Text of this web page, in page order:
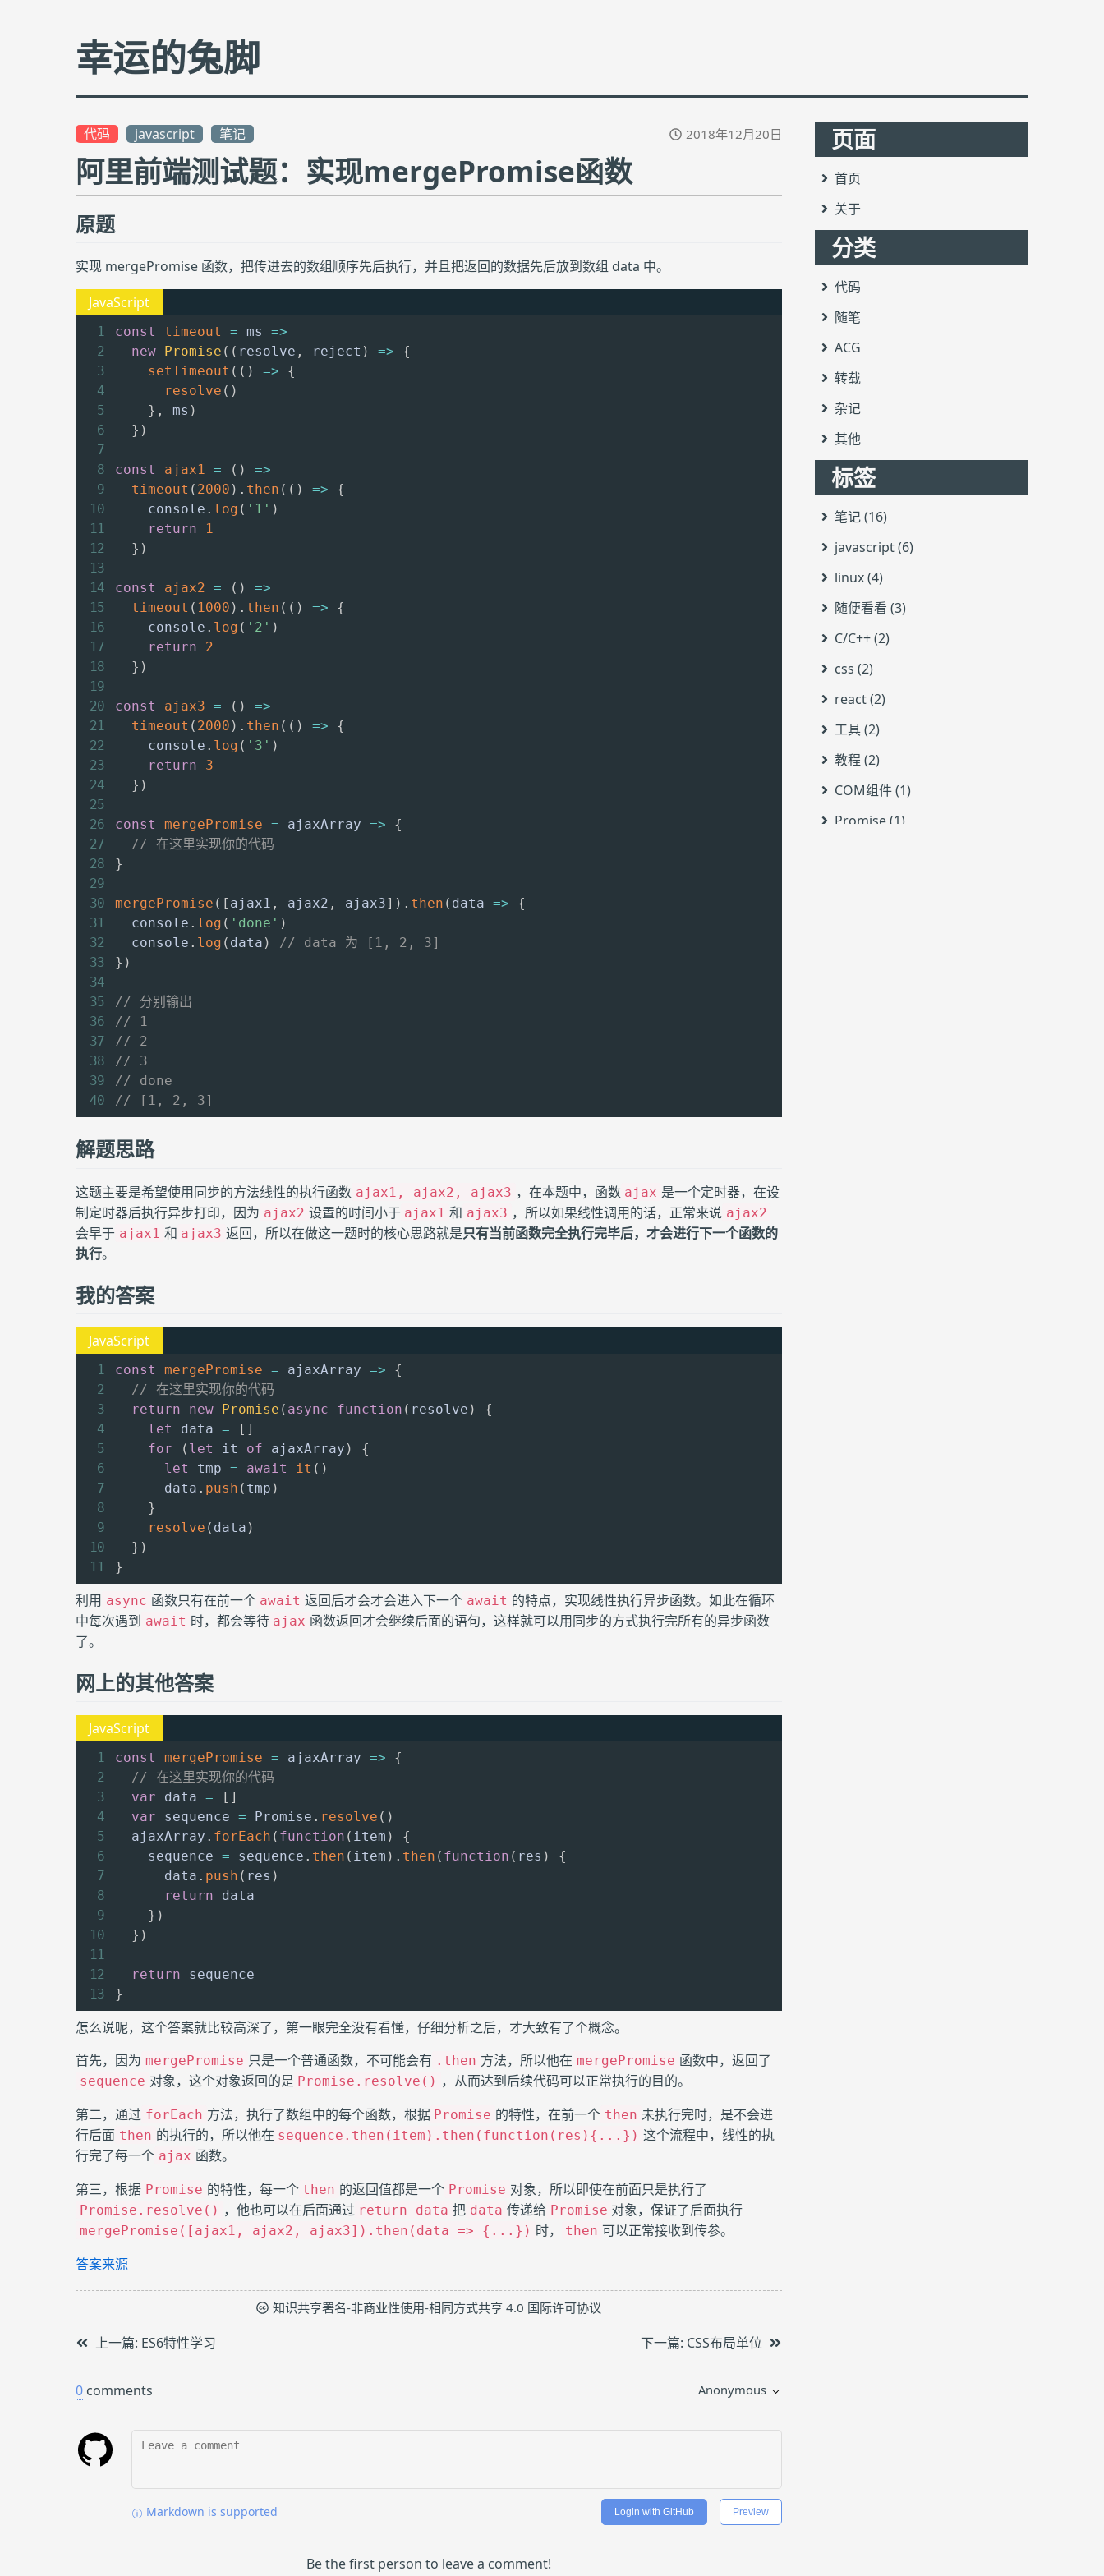
幸运的兔脚
代码 javascript 笔记 2018年12月20日
阿里前端测试题：实现mergePromise函数
原题
实现 mergePromise 函数，把传进去的数组顺序先后执行，并且把返回的数据先后放到数组 data 中。
const timeout = ms
=>
new
Promise ( ( resolve , reject ) =>
{
setTimeout ( ( ) =>
{
resolve ( )
} , ms )
} )
const ajax1 = ( )
=>
timeout ( 2000 ) . then ( ( ) =>
{
    console
. log ( '1' )
return
1
} )
const ajax2 = ( )
=>
timeout ( 1000 ) . then ( ( ) =>
{
    console
. log ( '2' )
return
2
} )
const ajax3 = ( )
=>
timeout ( 2000 ) . then ( ( ) =>
{
    console
. log ( '3' )
return
3
} )
const mergePromise = ajaxArray =>
{
// 在这里实现你的代码
}
mergePromise ( [ ajax1 , ajax2 , ajax3] ) . then ( data =>
{
  console
. log ( 'done' )
  console
. log ( data )
// data 为 [1, 2, 3]
} )
// 分别输出
// 1
// 2
// 3
// done
// [1, 2, 3]
解题思路
这题主要是希望使用同步的方法线性的执行函数 ajax1, ajax2, ajax3 ，在本题中，函数 ajax 是一个定时器，在设
制定时器后执行异步打印，因为 ajax2 设置的时间小于 ajax1 和 ajax3 ，所以如果线性调用的话，正常来说 ajax2
会早于 ajax1 和 ajax3 返回，所以在做这一题时的核心思路就是只有当前函数完全执行完毕后，才会进行下一个函数的
执行。
我的答案
const mergePromise = ajaxArray =>
{
// 在这里实现你的代码
return
new Promise ( async function ( resolve )
{
let
data = [ ]
for
( let it of ajaxArray )
{
let
tmp = await it ( )
      data
. push ( tmp )
}
resolve ( data )
} )
}
利用 async 函数只有在前一个 await 返回后才会才会进入下一个 await 的特点，实现线性执行异步函数。如此在循环
中每次遇到 await 时，都会等待 ajax 函数返回才会继续后面的语句，这样就可以用同步的方式执行完所有的异步函数
了。
网上的其他答案
const mergePromise = ajaxArray =>
{
// 在这里实现你的代码
var data = [ ]
var sequence = Promise . resolve ( )
  ajaxArray
. forEach ( function ( item )
{
    sequence
= sequence . then ( item ) . then ( function ( res )
{
      data
. push ( res )
return data
} )
} )
return
}
怎么说呢，这个答案就比较高深了，第一眼完全没有看懂，仔细分析之后，才大致有了个概念。
首先，因为 mergePromise 只是一个普通函数，不可能会有 .then 方法，所以他在 mergePromise 函数中，返回了
sequence 对象，这个对象返回的是 Promise.resolve() ，从而达到后续代码可以正常执行的目的。
第二，通过 forEach 方法，执行了数组中的每个函数，根据 Promise 的特性，在前一个 then 未执行完时，是不会进
行后面 then 的执行的，所以他在 sequence.then(item).then(function(res){...}) 这个流程中，线性的执
行完了每一个 ajax 函数。
第三，根据 Promise 的特性，每一个 then 的返回值都是一个 Promise 对象，所以即使在前面只是执行了
Promise.resolve() ，他也可以在后面通过 return data 把 data 传递给 Promise 对象，保证了后面执行
mergePromise([ajax1, ajax2, ajax3]).then(data => {...}) 时， then 可以正常接收到传参。
答案来源
知识共享署名-非商业性使用-相同方式共享 4.0 国际许可协议
上一篇: ES6特性学习 下一篇: CSS布局单位
0 comments Anonymous
Markdown is supported Preview
Login with GitHub
Be the first person to leave a comment!
页面
首页
关于
分类
代码
随笔
ACG
转载
杂记
其他
标签
笔记 (16)
javascript (6)
linux (4)
随便看看 (3)
C/C++ (2)
css (2)
react (2)
工具 (2)
教程 (2)
COM组件 (1)
Promise (1)